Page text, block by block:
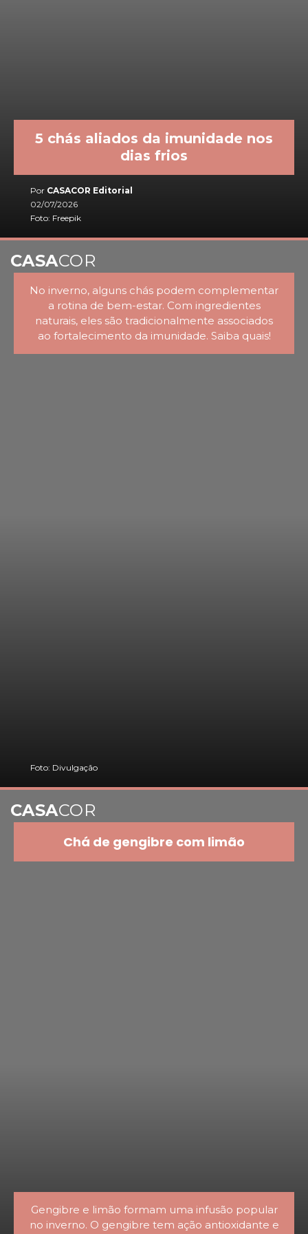
5 chás aliados da imunidade nos
dias frios
Por CASACOR Editorial
02/07/2026
Foto: Freepik
No inverno, alguns chás podem complementar
a rotina de bem-estar. Com ingredientes
naturais, eles são tradicionalmente associados
ao fortalecimento da imunidade. Saiba quais!
Foto: Divulgação
CASACOR
Gengibre e limão formam uma infusão popular
no inverno. O gengibre tem ação antioxidante e
Chá de gengibre com limão
CASACOR